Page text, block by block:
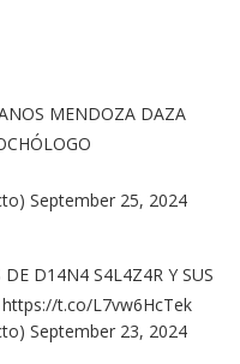
MENDOZA DAZA
September 25, 2024
D14N4 S4L4Z4R Y SUS
https://t.co/L7vw6HcTek
September 23, 2024